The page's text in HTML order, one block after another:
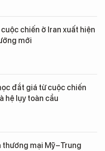
cuộc chiến ở Iran xuất hiện
mới
đắt giá từ cuộc chiến
hệ lụy toàn cầu
thương mại Mỹ–Trung